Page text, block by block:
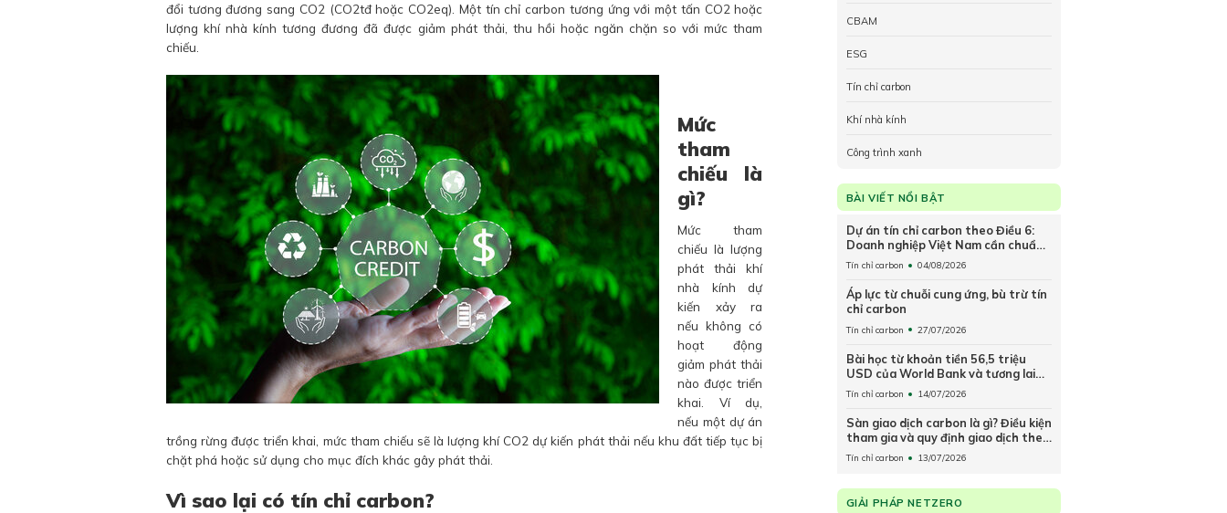
đổi tương đương sang CO2 (CO2tđ hoặc CO2eq). Một tín chỉ carbon tương ứng với một tấn CO2 hoặc
lượng khí nhà kính tương đương đã được giảm phát thải, thu hồi hoặc ngăn chặn so với mức tham
chiếu.
Mức
tham
chiếu là
gì?
Mức tham
chiếu là lượng
phát thải khí
nhà kính dự
kiến xảy ra
nếu không có
hoạt động
giảm phát thải
nào được triển
khai. Ví dụ,
nếu một dự án
trồng rừng được triển khai, mức tham chiếu sẽ là lượng khí CO2 dự kiến phát thải nếu khu đất tiếp tục bị
chặt phá hoặc sử dụng cho mục đích khác gây phát thải.
Vì sao lại có tín chỉ carbon?
CBAM
ESG
Tín chỉ carbon
Khí nhà kính
Công trình xanh
BÀI VIẾT NỔI BẬT
Dự án tín chỉ carbon theo Điều 6:
Doanh nghiệp Việt Nam cần chuẩn
bị gì?
Tín chỉ carbon 04/08/2026
Áp lực từ chuỗi cung ứng, bù trừ tín
chỉ carbon
Tín chỉ carbon 27/07/2026
Bài học từ khoản tiền 56,5 triệu
USD của World Bank và tương lai
sàn giao dịch carbon Việt Nam
Tín chỉ carbon 14/07/2026
Sàn giao dịch carbon là gì? Điều kiện
tham gia và quy định giao dịch theo
Nghị định 29/2026/NĐ-CP
Tín chỉ carbon 13/07/2026
GIẢI PHÁP NETZERO